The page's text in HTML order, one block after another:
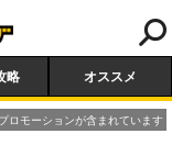
略 オススメ
ロモーションが含まれています